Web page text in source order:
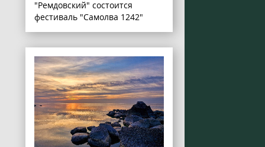
"Ремдовский" состоится
фестиваль "Самолва 1242"